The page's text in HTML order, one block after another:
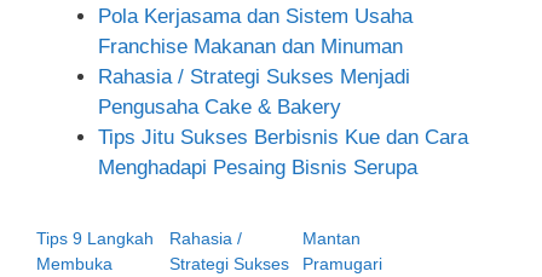
Pola Kerjasama dan Sistem Usaha
Franchise Makanan dan Minuman
Rahasia / Strategi Sukses Menjadi
Pengusaha Cake & Bakery
Tips Jitu Sukses Berbisnis Kue dan Cara
Menghadapi Pesaing Bisnis Serupa
Tips 9 Langkah
Membuka
Rahasia /
Strategi Sukses
Mantan
Pramugari